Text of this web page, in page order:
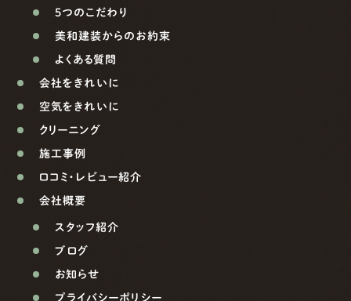
5つのこだわり
美和建装からのお約束
よくある質問
会社をきれいに
空気をきれいに
クリーニング
施工事例
口コミ・レビュー紹介
会社概要
スタッフ紹介
ブログ
お知らせ
プライバシーポリシー